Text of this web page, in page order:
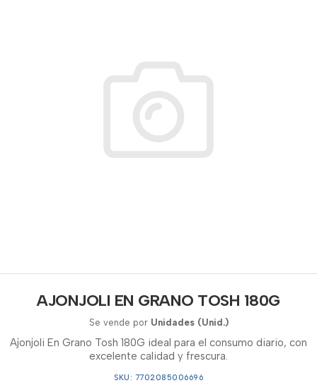
AJONJOLI EN GRANO TOSH 180G
Se vende por Unidades (Unid.)
Ajonjoli En Grano Tosh 180G ideal para el consumo diario, con
excelente calidad y frescura.
SKU: 7702085006696